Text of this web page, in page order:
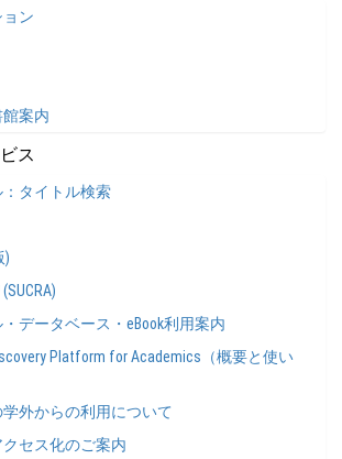
ン
案内
ス
タイトル検索
)
データベース・eBook利用案内
Platform for Academics（概要と使い
外からの利用について
セス化のご案内